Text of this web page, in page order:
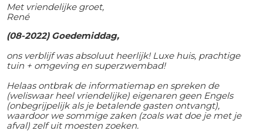
Met vriendelijke groet,
René
(08-2022) Goedemiddag,
ons verblijf was absoluut heerlijk! Luxe huis, prachtige
tuin + omgeving en superzwembad!
Helaas ontbrak de informatiemap en spreken de
(weliswaar heel vriendelijke) eigenaren geen Engels
(onbegrijpelijk als je betalende gasten ontvangt),
waardoor we sommige zaken (zoals wat doe je met je
afval) zelf uit moesten zoeken.